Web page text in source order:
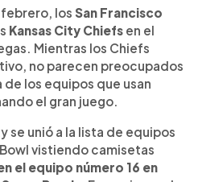
febrero, los San Francisco
Kansas City Chiefs en el
Mientras los Chiefs
no parecen preocupados
los equipos que usan
el gran juego.
se unió a la lista de equipos
vistiendo camisetas
el equipo número 16 en